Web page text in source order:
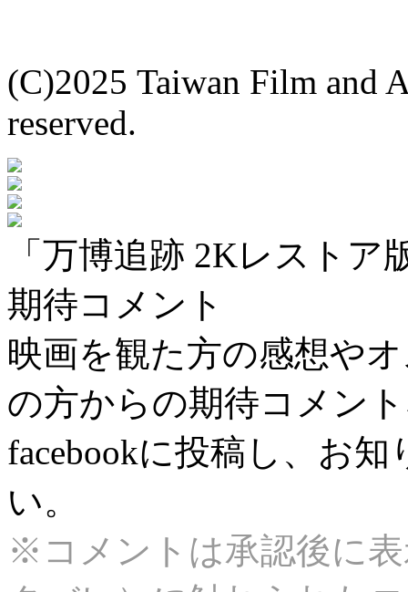
(C)2025 Taiwan Film and
reserved.
「万博追跡 2Kレスト
期待コメント
映画を観た方の感想や
の方からの期待コメン
facebookに投稿し、お
い。
※コメントは承認後に